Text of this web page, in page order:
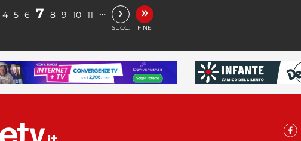
4 5 6 7 8 9 10 11 … ›
SUCC.
»
FINE